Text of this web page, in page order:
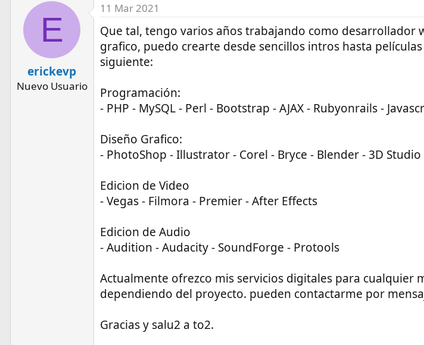
o
r
n
E
erickevp
Nuevo Usuario
11 Mar 2021
Que tal, tengo varios años trabajando como desarrollador
grafico, puedo crearte desde sencillos intros hasta
siguiente:
Programación:
- PHP - MySQL - Perl - Bootstrap - AJAX - Rubyonrails -
Diseño Grafico:
- PhotoShop - Illustrator - Corel - Bryce - Blender - 3D
Edicion de Video
- Vegas - Filmora - Premier - After Effects
Edicion de Audio
- Audition - Audacity - SoundForge - Protools
Actualmente ofrezco mis servicios digitales para cualquier
dependiendo del proyecto. pueden contactarme por
Gracias y salu2 a to2.